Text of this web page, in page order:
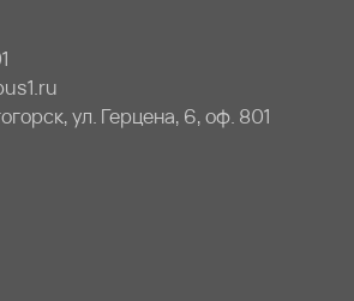
ул. Герцена, 6, оф. 801